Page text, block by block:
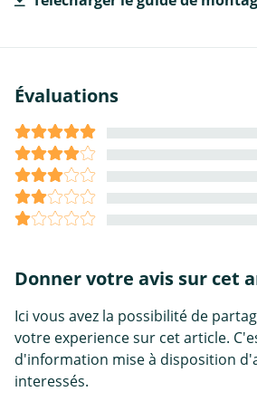
Évaluations
Donner votre avis sur cet
Ici vous avez la possibilité de
votre experience sur cet article.
d'information mise à disposition
interessés.